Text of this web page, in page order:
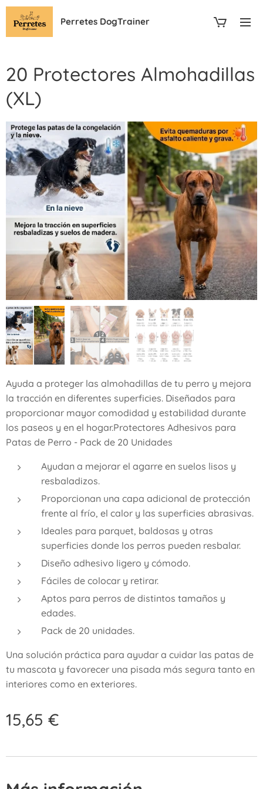
Perretes DogTrainer
20 Protectores Almohadillas
(XL)
Ayuda a proteger las almohadillas de tu perro y mejora
la tracción en diferentes superficies. Diseñados para
proporcionar mayor comodidad y estabilidad durante
los paseos y en el hogar.Protectores Adhesivos para
Patas de Perro - Pack de 20 Unidades
Ayudan a mejorar el agarre en suelos lisos y
resbaladizos.
Proporcionan una capa adicional de protección
frente al frío, el calor y las superficies abrasivas.
Ideales para parquet, baldosas y otras
superficies donde los perros pueden resbalar.
Diseño adhesivo ligero y cómodo.
Fáciles de colocar y retirar.
Aptos para perros de distintos tamaños y
edades.
Pack de 20 unidades.
Una solución práctica para ayudar a cuidar las patas de
tu mascota y favorecer una pisada más segura tanto en
interiores como en exteriores.
15,65 €